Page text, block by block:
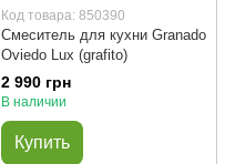
Код товара: 850390
Смеситель для кухни Granado
Oviedo Lux (grafito)
2 990 грн
В наличии
Купить